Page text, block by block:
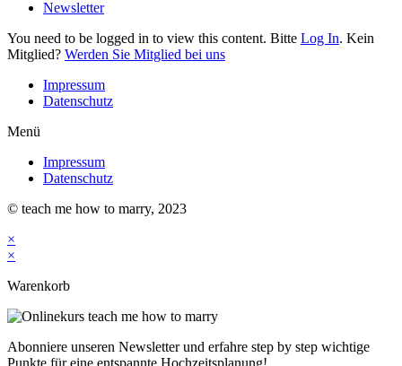
Newsletter
You need to be logged in to view this content. Bitte Log In. Kein
Mitglied? Werden Sie Mitglied bei uns
Impressum
Datenschutz
Menü
Impressum
Datenschutz
© teach me how to marry, 2023
×
×
Warenkorb
Abonniere unseren Newsletter und erfahre step by step wichtige
Punkte für eine entspannte Hochzeitsplanung!